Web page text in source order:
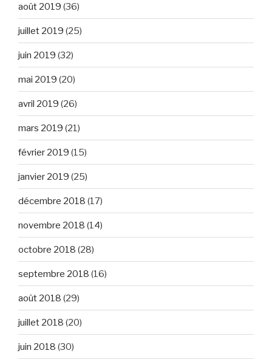
août 2019 (36)
juillet 2019 (25)
juin 2019 (32)
mai 2019 (20)
avril 2019 (26)
mars 2019 (21)
février 2019 (15)
janvier 2019 (25)
décembre 2018 (17)
novembre 2018 (14)
octobre 2018 (28)
septembre 2018 (16)
août 2018 (29)
juillet 2018 (20)
juin 2018 (30)